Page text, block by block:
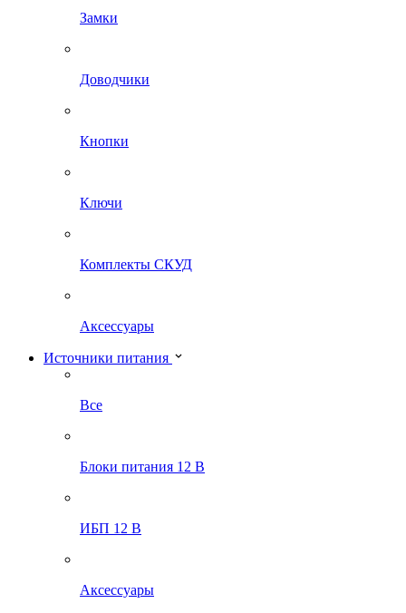
Замки
Доводчики
Кнопки
Ключи
Комплекты СКУД
Аксессуары
Источники питания
Все
Блоки питания 12 В
ИБП 12 В
Аксессуары